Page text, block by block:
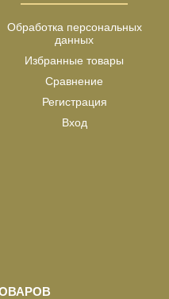
Обработка персональных
данных
Избранные товары
Сравнение
Регистрация
Вход